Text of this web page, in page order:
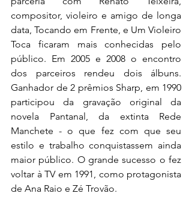
compositor, violeiro e amigo de longa
data, Tocando em Frente, e Um Violeiro
Toca ficaram mais conhecidas pelo
público. Em 2005 e 2008 o encontro
dos parceiros rendeu dois álbuns.
Ganhador de 2 prêmios Sharp, em 1990
participou da gravação original da
novela Pantanal, da extinta Rede
Manchete - o que fez com que seu
estilo e trabalho conquistassem ainda
maior público. O grande sucesso o fez
voltar à TV em 1991, como protagonista
de Ana Raio e Zé Trovão.